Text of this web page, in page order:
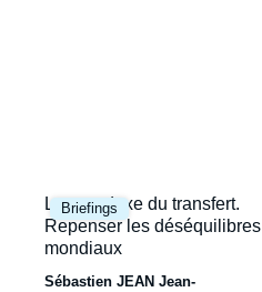
Briefings
Image
principale
Le paradoxe du transfert.
Repenser les déséquilibres
mondiaux
Sébastien JEAN Jean-